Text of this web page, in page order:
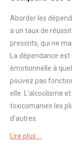
Aborder les
a un taux de
prescrits, qui ne
La dépendance est
émotionnelle à
pouvez pas
elle. L’alcoolisme
toxicomanies les
d’autres.
Lire plus …